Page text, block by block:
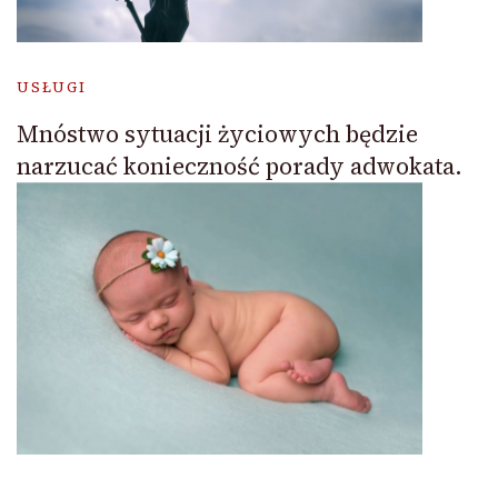
USŁUGI
Mnóstwo sytuacji życiowych będzie
narzucać konieczność porady adwokata.